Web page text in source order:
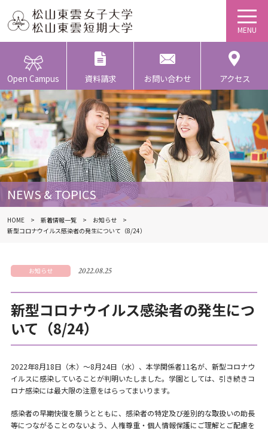
Open Campus 資料請求 お問い合わせ アクセス
NEWS & TOPICS
HOME 新着情報一覧
お知らせ
新型コロナウイルス感染者の発生について（8/24）
お知らせ 2022.08.25
新型コロナウイルス感染者の発生につ
いて（8/24）
2022年8月18日（木）～8月24日（水）、本学関係者11名が、新型コロナウ
イルスに感染していることが判明いたしました。学園としては、引き続きコ
ロナ感染には最大限の注意をはらってまいります。
感染者の早期快復を願うとともに、感染者の特定及び差別的な取扱いの助長
等につながることのないよう、人権尊重・個人情報保護にご理解とご配慮を